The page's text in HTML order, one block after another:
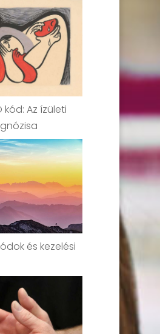
kód: Az ízületi
és kezelési